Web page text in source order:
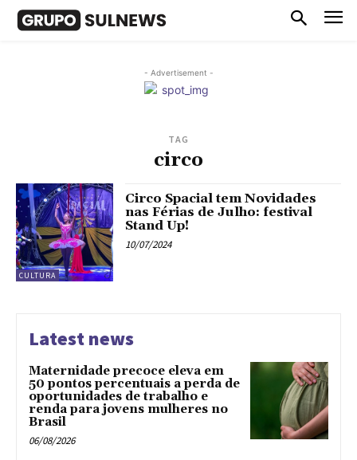
- Advertisement -
TAG
circo
CULTURA
Circo Spacial tem Novidades
nas Férias de Julho: festival
Stand Up!
10/07/2024
Latest news
Maternidade precoce eleva em
50 pontos percentuais a perda de
oportunidades de trabalho e
renda para jovens mulheres no
Brasil
06/08/2026